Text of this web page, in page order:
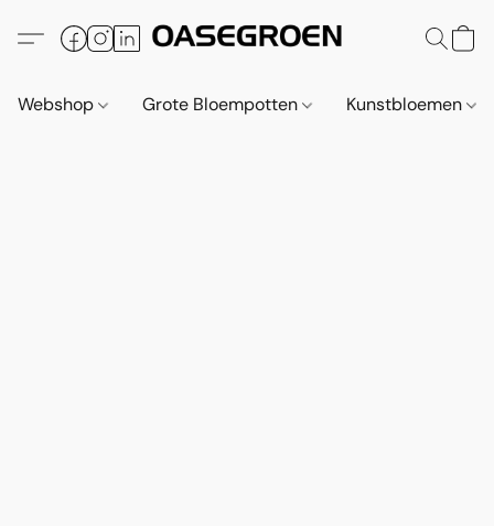
Webshop Grote Bloempotten Kunstbloemen